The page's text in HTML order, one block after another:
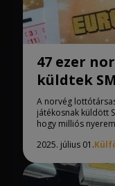
47 ezer
küldtek
A norvég
játékosnak küldött
hogy milliós
2025. július 01.